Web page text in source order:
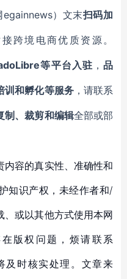
egainnews）文末扫码加
接跨境电商优质资源。
等平台入驻 ，品
训和孵化等服务，请联系
制、裁剪和编辑全部或部
内容的真实性、准确性和
知识产权，未经作者和/
、或以其他方式使用本网
版权问题，烦请联系
及时核实处理。文章来